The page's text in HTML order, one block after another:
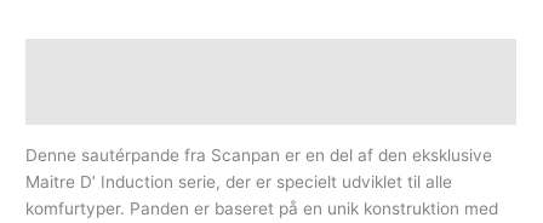
Denne sautérpande fra Scanpan er en del af den eksklusive
Maitre D’ Induction serie, der er specielt udviklet til alle
komfurtyper. Panden er baseret på en unik konstruktion med